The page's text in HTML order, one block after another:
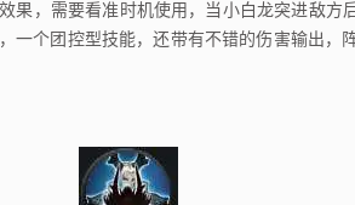
，需要看准时机使用，当小白龙突进敌方后
一个团控型技能，还带有不错的伤害输出，